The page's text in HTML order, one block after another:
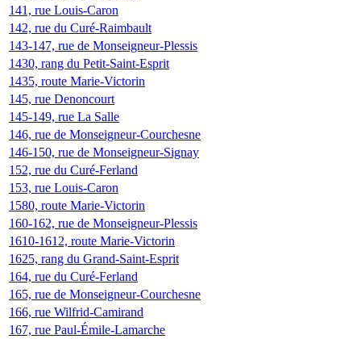
141, rue Louis-Caron
142, rue du Curé-Raimbault
143-147, rue de Monseigneur-Plessis
1430, rang du Petit-Saint-Esprit
1435, route Marie-Victorin
145, rue Denoncourt
145-149, rue La Salle
146, rue de Monseigneur-Courchesne
146-150, rue de Monseigneur-Signay
152, rue du Curé-Ferland
153, rue Louis-Caron
1580, route Marie-Victorin
160-162, rue de Monseigneur-Plessis
1610-1612, route Marie-Victorin
1625, rang du Grand-Saint-Esprit
164, rue du Curé-Ferland
165, rue de Monseigneur-Courchesne
166, rue Wilfrid-Camirand
167, rue Paul-Émile-Lamarche